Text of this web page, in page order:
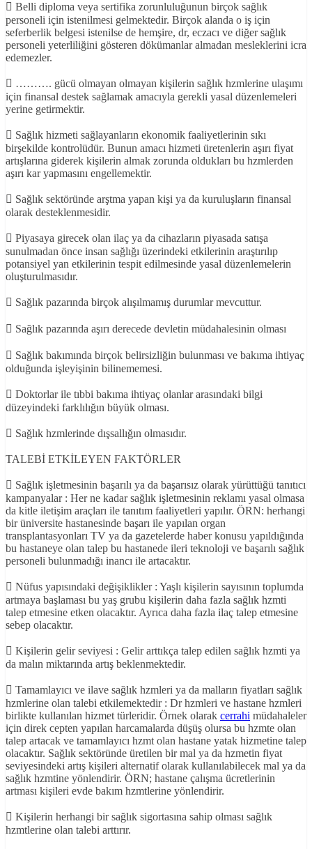
 Belli diploma veya sertifika zorunluluğunun birçok sağlık
personeli için istenilmesi gelmektedir. Birçok alanda o iş için
seferberlik belgesi istenilse de hemşire, dr, eczacı ve diğer sağlık
personeli yeterliliğini gösteren dökümanlar almadan mesleklerini icra
edemezler.
 ………. gücü olmayan olmayan kişilerin sağlık hzmlerine ulaşımı
için finansal destek sağlamak amacıyla gerekli yasal düzenlemeleri
yerine getirmektir.
 Sağlık hizmeti sağlayanların ekonomik faaliyetlerinin sıkı
birşekilde kontrolüdür. Bunun amacı hizmeti üretenlerin aşırı fiyat
artışlarına giderek kişilerin almak zorunda oldukları bu hzmlerden
aşırı kar yapmasını engellemektir.
 Sağlık sektöründe arştma yapan kişi ya da kuruluşların finansal
olarak desteklenmesidir.
 Piyasaya girecek olan ilaç ya da cihazların piyasada satışa
sunulmadan önce insan sağlığı üzerindeki etkilerinin araştırılıp
potansiyel yan etkilerinin tespit edilmesinde yasal düzenlemelerin
oluşturulmasıdır.
 Sağlık pazarında birçok alışılmamış durumlar mevcuttur.
 Sağlık pazarında aşırı derecede devletin müdahalesinin olması
 Sağlık bakımında birçok belirsizliğin bulunması ve bakıma ihtiyaç
olduğunda işleyişinin bilinememesi.
 Doktorlar ile tıbbi bakıma ihtiyaç olanlar arasındaki bilgi
düzeyindeki farklılığın büyük olması.
 Sağlık hzmlerinde dışsallığın olmasıdır.
TALEBİ ETKİLEYEN FAKTÖRLER
 Sağlık işletmesinin başarılı ya da başarısız olarak yürüttüğü tanıtıcı
kampanyalar : Her ne kadar sağlık işletmesinin reklamı yasal olmasa
da kitle iletişim araçları ile tanıtım faaliyetleri yapılır. ÖRN: herhangi
bir üniversite hastanesinde başarı ile yapılan organ
transplantasyonları TV ya da gazetelerde haber konusu yapıldığında
bu hastaneye olan talep bu hastanede ileri teknoloji ve başarılı sağlık
personeli bulunmadığı inancı ile artacaktır.
 Nüfus yapısındaki değişiklikler : Yaşlı kişilerin sayısının toplumda
artmaya başlaması bu yaş grubu kişilerin daha fazla sağlık hzmti
talep etmesine etken olacaktır. Ayrıca daha fazla ilaç talep etmesine
sebep olacaktır.
 Kişilerin gelir seviyesi : Gelir arttıkça talep edilen sağlık hzmti ya
da malın miktarında artış beklenmektedir.
 Tamamlayıcı ve ilave sağlık hzmleri ya da malların fiyatları sağlık
hzmlerine olan talebi etkilemektedir : Dr hzmleri ve hastane hzmleri
birlikte kullanılan hizmet türleridir. Örnek olarak cerrahi müdahaleler
için direk cepten yapılan harcamalarda düşüş olursa bu hzmte olan
talep artacak ve tamamlayıcı hzmt olan hastane yatak hizmetine talep
olacaktır. Sağlık sektöründe üretilen bir mal ya da hzmetin fiyat
seviyesindeki artış kişileri alternatif olarak kullanılabilecek mal ya da
sağlık hzmtine yönlendirir. ÖRN; hastane çalışma ücretlerinin
artması kişileri evde bakım hzmtlerine yönlendirir.
 Kişilerin herhangi bir sağlık sigortasına sahip olması sağlık
hzmtlerine olan talebi arttırır.